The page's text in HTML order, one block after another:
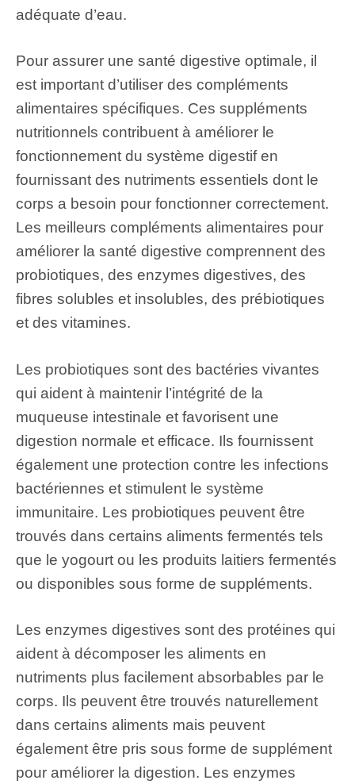
adéquate d’eau.
Pour assurer une santé digestive optimale, il
est important d’utiliser des compléments
alimentaires spécifiques. Ces suppléments
nutritionnels contribuent à améliorer le
fonctionnement du système digestif en
fournissant des nutriments essentiels dont le
corps a besoin pour fonctionner correctement.
Les meilleurs compléments alimentaires pour
améliorer la santé digestive comprennent des
probiotiques, des enzymes digestives, des
fibres solubles et insolubles, des prébiotiques
et des vitamines.
Les probiotiques sont des bactéries vivantes
qui aident à maintenir l’intégrité de la
muqueuse intestinale et favorisent une
digestion normale et efficace. Ils fournissent
également une protection contre les infections
bactériennes et stimulent le système
immunitaire. Les probiotiques peuvent être
trouvés dans certains aliments fermentés tels
que le yogourt ou les produits laitiers fermentés
ou disponibles sous forme de suppléments.
Les enzymes digestives sont des protéines qui
aident à décomposer les aliments en
nutriments plus facilement absorbables par le
corps. Ils peuvent être trouvés naturellement
dans certains aliments mais peuvent
également être pris sous forme de supplément
pour améliorer la digestion. Les enzymes